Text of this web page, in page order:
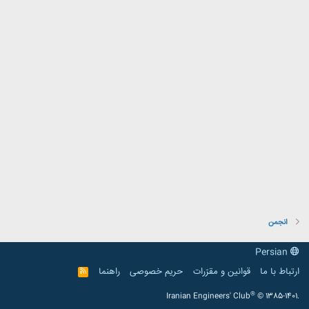
انجمن
ارتباط با ما
قوانین و مقرّرات حریم خصوصی راهنما
R
S
Iranian Engineers' Club® © 1385-1401.